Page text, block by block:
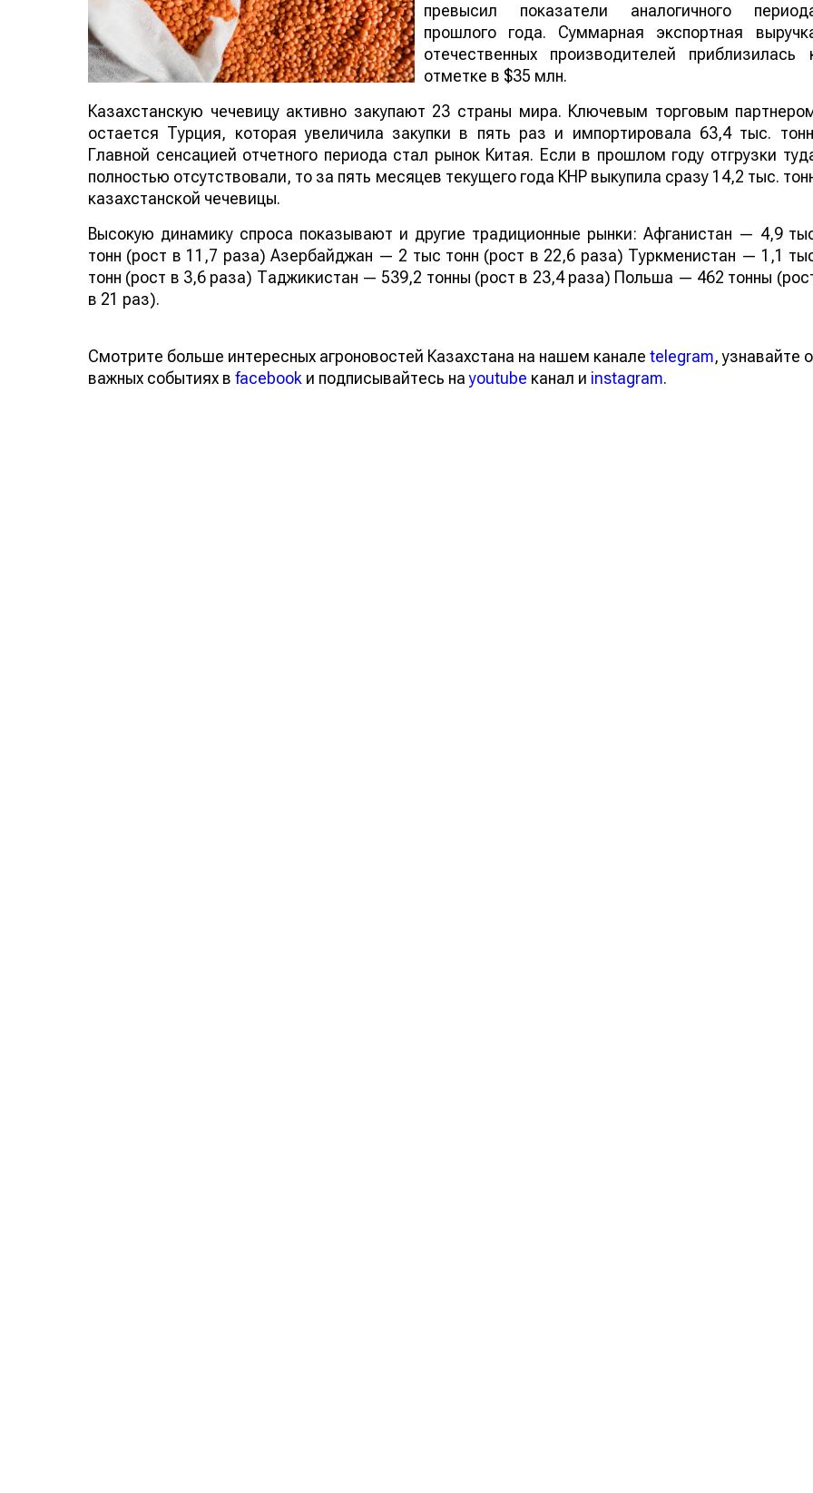
превысил показатели аналогичного
прошлого года. Суммарная экспортная
отечественных производителей приблизилась
отметке в $35 млн.
Казахстанскую чечевицу активно закупают 23 страны мира. Ключевым торговым
остается Турция, которая увеличила закупки в пять раз и импортировала 63,4 тыс.
Главной сенсацией отчетного периода стал рынок Китая. Если в прошлом году отгрузки
полностью отсутствовали, то за пять месяцев текущего года КНР выкупила сразу 14,2 тыс.
казахстанской чечевицы.
Высокую динамику спроса показывают и другие традиционные рынки: Афганистан — 4,9
тонн (рост в 11,7 раза) Азербайджан — 2 тыс тонн (рост в 22,6 раза) Туркменистан — 1,1
тонн (рост в 3,6 раза) Таджикистан — 539,2 тонны (рост в 23,4 раза) Польша — 462 тонны
в 21 раз).
Смотрите больше интересных агроновостей Казахстана на нашем канале telegram, узнавайте о
важных событиях в facebook и подписывайтесь наyoutube канал и instagram.